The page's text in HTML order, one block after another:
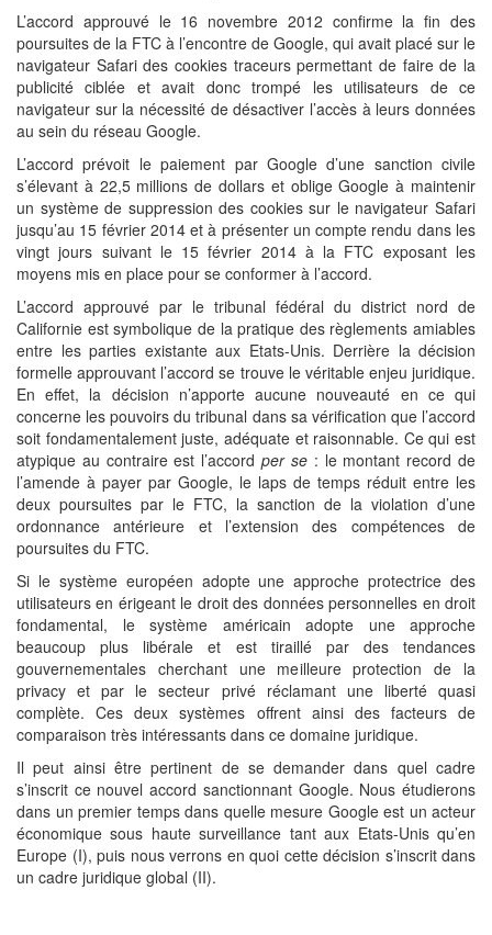
L’accord approuvé le 16 novembre 2012 confirme la fin des
poursuites de la FTC à l’encontre de Google, qui avait placé sur le
navigateur Safari des cookies traceurs permettant de faire de la
publicité ciblée et avait donc trompé les utilisateurs de ce
navigateur sur la nécessité de désactiver l’accès à leurs données
au sein du réseau Google.
L’accord prévoit le paiement par Google d’une sanction civile
s’élevant à 22,5 millions de dollars et oblige Google à maintenir
un système de suppression des cookies sur le navigateur Safari
jusqu’au 15 février 2014 et à présenter un compte rendu dans les
vingt jours suivant le 15 février 2014 à la FTC exposant les
moyens mis en place pour se conformer à l’accord.
L’accord approuvé par le tribunal fédéral du district nord de
Californie est symbolique de la pratique des règlements amiables
entre les parties existante aux Etats-Unis. Derrière la décision
formelle approuvant l’accord se trouve le véritable enjeu juridique.
En effet, la décision n’apporte aucune nouveauté en ce qui
concerne les pouvoirs du tribunal dans sa vérification que l’accord
soit fondamentalement juste, adéquate et raisonnable. Ce qui est
atypique au contraire est l’accordper se : le montant record de
l’amende à payer par Google, le laps de temps réduit entre les
deux poursuites par le FTC, la sanction de la violation d’une
ordonnance antérieure et l’extension des compétences de
poursuites du FTC.
Si le système européen adopte une approche protectrice des
utilisateurs en érigeant le droit des données personnelles en droit
fondamental, le système américain adopte une approche
beaucoup plus libérale et est tiraillé par des tendances
gouvernementales cherchant une meilleure protection de la
privacy et par le secteur privé réclamant une liberté quasi
complète. Ces deux systèmes offrent ainsi des facteurs de
comparaison très intéressants dans ce domaine juridique.
Il peut ainsi être pertinent de se demander dans quel cadre
s’inscrit ce nouvel accord sanctionnant Google. Nous étudierons
dans un premier temps dans quelle mesure Google est un acteur
économique sous haute surveillance tant aux Etats-Unis qu’en
Europe (I), puis nous verrons en quoi cette décision s’inscrit dans
un cadre juridique global (II).